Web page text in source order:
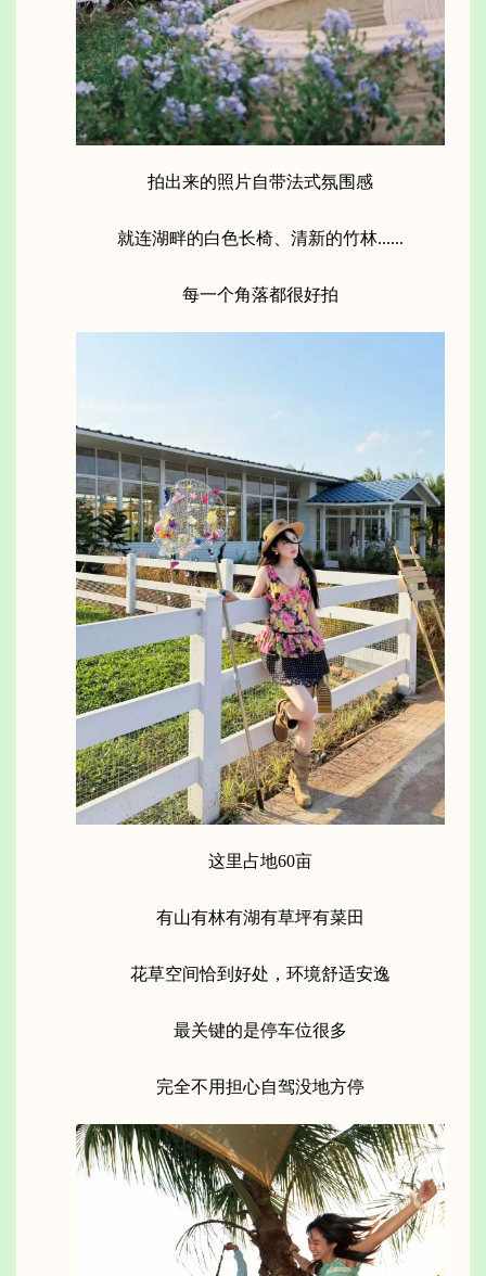
拍出来的照片自带法式氛围感
就连湖畔的白色长椅、清新的竹林......
每一个角落都很好拍
这里占地60亩
有山有林有湖有草坪有菜田
花草空间恰到好处，环境舒适安逸
最关键的是停车位很多
完全不用担心自驾没地方停